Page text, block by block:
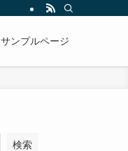
サンプルページ
検索